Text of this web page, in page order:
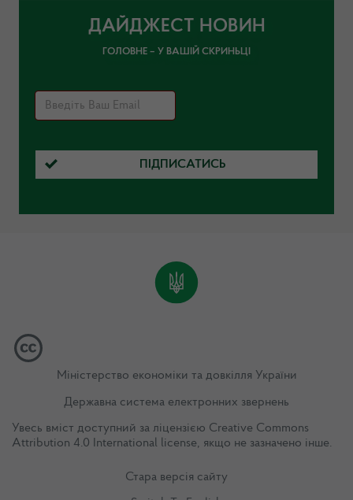
ДАЙДЖЕСТ НОВИН
ГОЛОВНЕ – У ВАШІЙ СКРИНЬЦІ
ПІДПИСАТИСЬ
Міністерство економіки та довкілля України
Державна система електронних звернень
Увесь вміст доступний за ліцензією Creative Commons
Attribution 4.0 International license, якщо не зазначено інше.
Стара версія сайту